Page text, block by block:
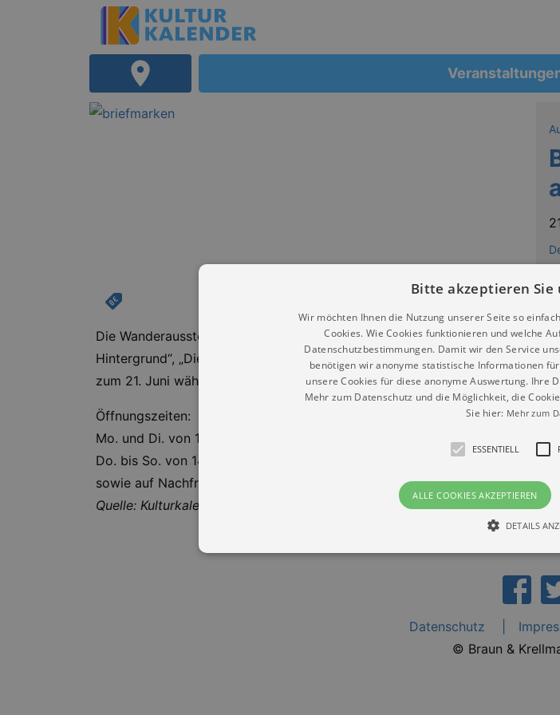
Die Wanderausstellung behandelt anhand von Briefmarken die Geschichte
Hintergrund“, „Die Zeit der Leiden und Verfolgung“ und „Das neue Israel“.
zum 21. Juni während der regulären Öffnungszeiten zu sehen sein.
Öffnungszeiten:
Mo. und Di. von 10:00 bis 14:00 Uhr
Do. bis So. von 14:00 bis 18:00 Uhr
sowie auf Nachfrage
Quelle: Kulturkalender Dresden
Datenschutz
© Braun &
Bitte akzeptieren Sie
Wir möchten Ihnen die Nutzung unserer Seite so
Cookies. Wie Cookies funktionieren und welche
Datenschutzbestimmungen. Damit wir den Service
benötigen wir anonyme statistische Informationen
unsere Cookies für diese anonyme Auswertung. Ihre
Mehr zum Datenschutz und die Möglichkeit, die
Sie hier: Mehr zum
ESSENTIELL
ALLE COOKIES AKZEPTIEREN
DETAILS
Essentiell
Essentielle Cookies werden für die grundlegenden Funktionen unserer
Läuft